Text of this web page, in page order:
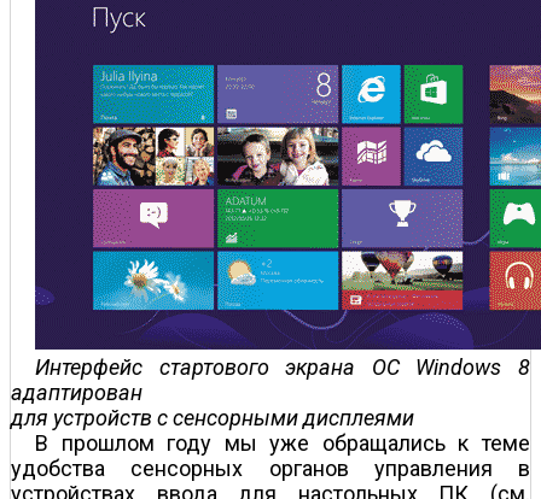
Интерфейс стартового экрана ОС Windows 8
адаптирован
для устройств с сенсорными дисплеями
В прошлом году мы уже обращались к теме
удобства сенсорных органов управления в